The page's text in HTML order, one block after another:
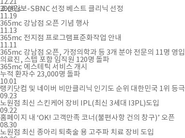
2006's
조선일보-SBNC 선정 베스트 클리닉 선정
11.19
365mc 강남점 오픈 기념 행사
11.13
365mc 전지점 프로그램표준화작업 안내
11.11
365mc 강남점 오픈, 가정의학과 등 3개 분야 전문의 11명 영입
의료진, 스텝 포함 임직원 120명 돌파
365mc 에스테틱 서비스 개시
누적 환자수 23,000명 돌파
10.01
랭키닷컴 및 네이버 비만클리닉 인기도 순위 대한민국 1위 등극
09.23
노원점 최신 스킨케어 장비 IPL(최신 3세대 I3PL)도입
09.22
홈페이지 내 ‘OK! 고객만족 코너(불편사항 건의 창구)’ 오픈
08.30
노원점 최신 종아리 퇴축술 용 고주파 치료 장비 도입